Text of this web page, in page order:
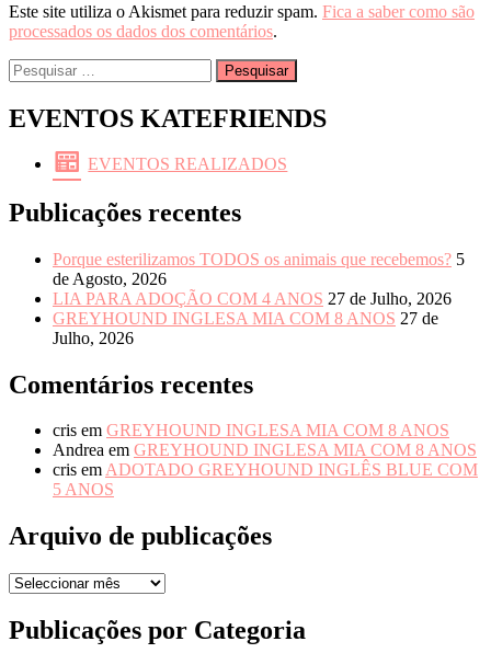
Este site utiliza o Akismet para reduzir spam. Fica a saber como são
processados os dados dos comentários.
Pesquisar
por:
EVENTOS KATEFRIENDS
EVENTOS REALIZADOS
Publicações recentes
Porque esterilizamos TODOS os animais que recebemos? 5
de Agosto, 2026
LIA PARA ADOÇÃO COM 4 ANOS 27 de Julho, 2026
GREYHOUND INGLESA MIA COM 8 ANOS 27 de
Julho, 2026
Comentários recentes
cris em GREYHOUND INGLESA MIA COM 8 ANOS
Andrea em GREYHOUND INGLESA MIA COM 8 ANOS
cris emADOTADO GREYHOUND INGLÊS BLUE COM
5 ANOS
Arquivo de publicações
Arquivo
publicações
Publicações por Categoria